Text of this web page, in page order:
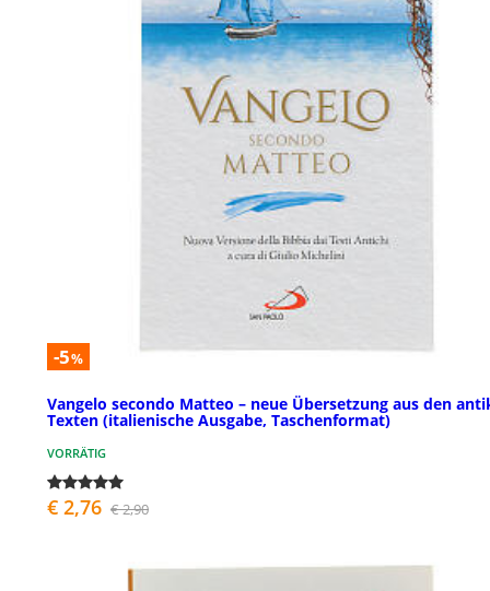
-5%
Vangelo secondo Matteo – neue Übersetzung aus den
Texten (italienische Ausgabe, Taschenformat)
VORRÄTIG
€ 2,76 € 2,90